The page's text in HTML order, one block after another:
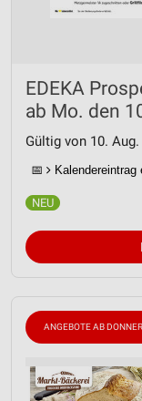
EDEKA
ab Mo. den
Gültig von 10.
📅 Kalendereintrag
ANGEBOTE AB